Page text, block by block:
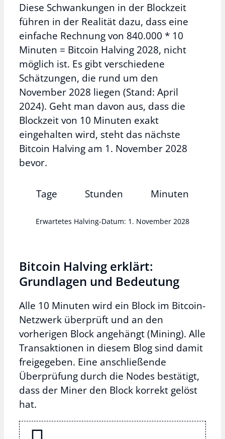
Diese Schwankungen in der Blockzeit
führen in der Realität dazu, dass eine
einfache Rechnung von 840.000 * 10
Minuten = Bitcoin Halving 2028, nicht
möglich ist. Es gibt verschiedene
Schätzungen, die rund um den
November 2028 liegen (Stand: April
2024). Geht man davon aus, dass die
Blockzeit von 10 Minuten exakt
eingehalten wird, steht das nächste
Bitcoin Halving am 1. November 2028
bevor.
Tage Stunden Minuten
Erwartetes Halving-Datum: 1. November 2028
Bitcoin Halving erklärt:
Grundlagen und Bedeutung
Alle 10 Minuten wird ein Block im Bitcoin-
Netzwerk überprüft und an den
vorherigen Block angehängt (Mining). Alle
Transaktionen in diesem Blog sind damit
freigegeben. Eine anschließende
Überprüfung durch die Nodes bestätigt,
dass der Miner den Block korrekt gelöst
hat.